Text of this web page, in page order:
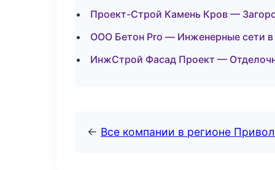
Проект-Строй Камень Кров —
ООО Бетон Pro — Инженерные сети в
ИнжСтрой Фасад Проект —
← Все компании в регионе